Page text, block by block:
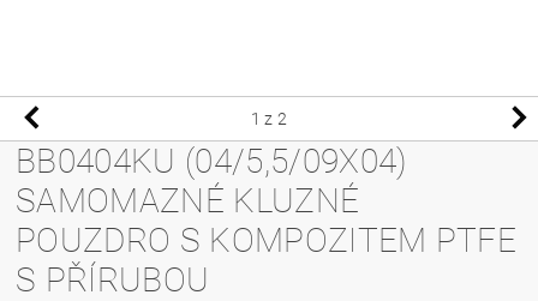
1 z 2
BB0404KU (04/5,5/09X04)
SAMOMAZNÉ KLUZNÉ
POUZDRO S KOMPOZITEM PTFE
S PŘÍRUBOU